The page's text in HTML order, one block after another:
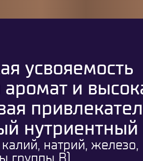
усвояемость
и
натрий, железо,
группы B)